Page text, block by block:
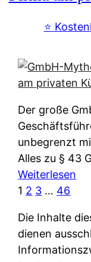
r
s
i
c
h
e
t
e
D
a
d
n
w
l
c
h
e
n
n
d
e
u
e
r
k
l
ä
u
e
r
A
⭐️
Der große
unbegrenzt
Alles zu § 43
Weiterlesen
b
H
-
1 2 3 … 46
Die Inhalte
dienen